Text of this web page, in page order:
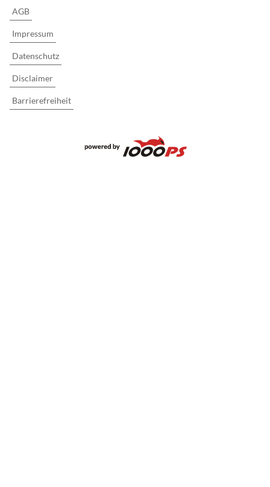
AGB
Impressum
Datenschutz
Disclaimer
Barrierefreiheit